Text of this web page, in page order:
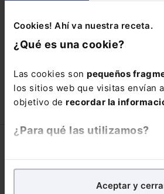
Cookies! Ahí va nuestra receta.
¿Qué es una cookie?
Las cookies son pequeños
los sitios web que visitas envían
objetivo de recordar la
¿Para qué las utilizamos?
analíticospara tratar demejorar
nuestra página web. También
Aceptar y
Si todavía no te has
está oportunidad y
con un25% de descuento
Lefebvre